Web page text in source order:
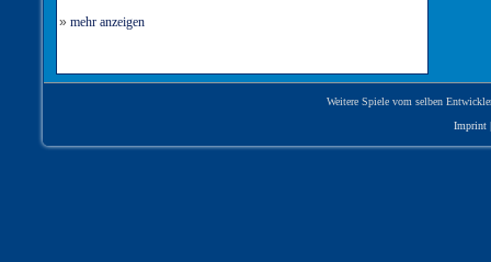
» mehr anzeigen
Weitere Spiele vom selben
Imprint